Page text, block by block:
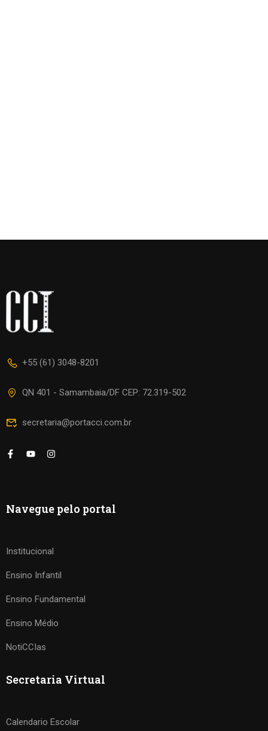
+55 (61) 3048-8201
QN 401 - Samambaia/DF CEP: 72.319-502
secretaria@portacci.com.br
Navegue pelo portal
Institucional
Ensino Infantil
Ensino Fundamental
Ensino Médio
NotiCCIas
Secretaria Virtual
Calendario Escolar